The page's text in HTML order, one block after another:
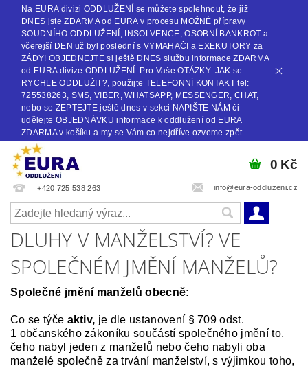
Na EURA divizi ODDLUŽENÍ se můžete spolehnout, že již
DNES jste ZDARMA od EURA v procesu MOŽNÉ přípravy
SOUDNÍHO ODDLUŽENÍ, INSOLVENCE, OSOBNÍ BANKROT a
včerejší DEN už byl poslední s VYMAHAČI a EXEKUTORY za
ZÁDY! OBJEDNEJTE si ještě DNES službu informace ZDARMA
od EURA divize ODDLUŽENÍ. Pro Vaše OTÁZKY: JAK se
RYCHLE ODDLUŽIT?, použijte TELEFONNÍ KONTAKT tel:
725538263, SMS, VIBER, WHATSAPP, MESSENGER, CHAT,
nebo se ZEPTEJTE ještě dnes v sekci NAPIŠTE NÁM či
udělejte OBJEDNÁVKU informace k oddlužení od EURA
ZDARMA v košíku a my se Vám co nejdříve ozveme zpět.
+420 725 538 263 info@eura-oddluzeni.cz
0 Kč
DLUHY V MANŽELSTVÍ? VE
SPOLEČNÉM JMĚNÍ MANŽELŮ?
Společné jmění manželů obecně:
Co se týče aktiv, je dle ustanovení § 709 odst.
1 občanského zákoníku součástí společného jmění to,
čeho nabyl jeden z manželů nebo čeho nabyli oba
manželé společně za trvání manželství, s výjimkou toho,